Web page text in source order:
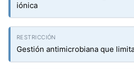
iónica
Gestión antimicrobiana que